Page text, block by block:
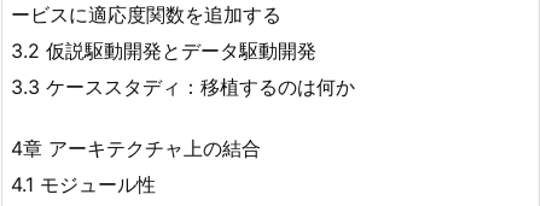
ービスに適応度関数を追加する
3.2 仮説駆動開発とデータ駆動開発
3.3 ケーススタディ：移植するのは何か
4章 アーキテクチャ上の結合
4.1 モジュール性